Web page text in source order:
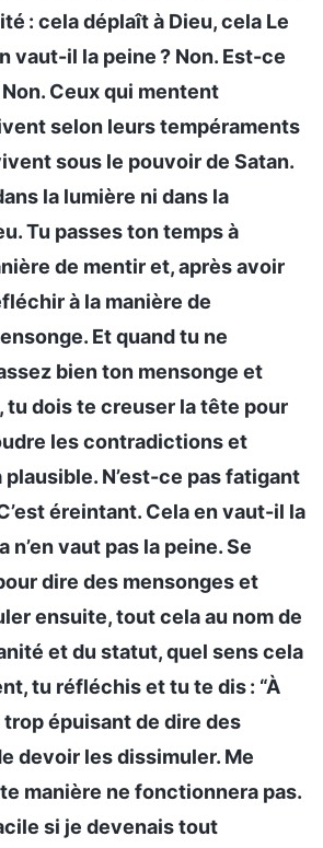
: cela déplaît à Dieu, cela Le
vaut-il la peine ? Non. Est-ce
Ceux qui mentent
selon leurs tempéraments
sous le pouvoir de Satan.
la lumière ni dans la
Tu passes ton temps à
de mentir et, après avoir
à la manière de
Et quand tu ne
bien ton mensonge et
tu dois te creuser la tête pour
les contradictions et
N’est-ce pas fatigant
éreintant. Cela en vaut-il la
n’en vaut pas la peine. Se
dire des mensonges et
ensuite, tout cela au nom de
et du statut, quel sens cela
tu réfléchis et tu te dis : “À
trop épuisant de dire des
devoir les dissimuler. Me
manière ne fonctionnera pas.
si je devenais tout